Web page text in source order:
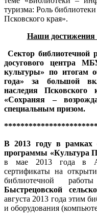
туризма: Роль
Псковского края».
Наши достижения
Сектор библиотечной
досугового центра
культуры» по итогам
года» за большой
наследия
«Сохраняя –
специальным призом.
В 2013 году в рамках
программы «Культура
в мае 2013 года в
сертификаты на
библиотечной
Быстрецовской
августа 2013 года этим
и оборудования